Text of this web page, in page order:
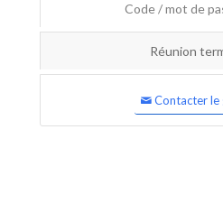
Code / mot de
Réunion
Contacter le